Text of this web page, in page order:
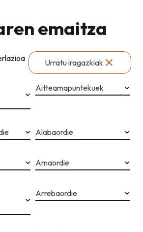
emaitza
Urratu iragazkiak
Aitteamapuntekuek
Alabaordie
Amaordie
Arrebaordie